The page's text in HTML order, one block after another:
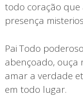
todo coração que
presença
Pai Todo
abençoado, ouça
amar a verdade
em todo lugar.